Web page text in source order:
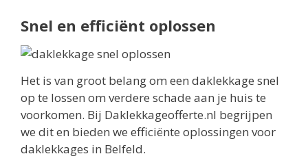
Snel en efficiënt oplossen
Het is van groot belang om een daklekkage snel
op te lossen om verdere schade aan je huis te
voorkomen. Bij Daklekkageofferte.nl begrijpen
we dit en bieden we efficiënte oplossingen voor
daklekkages in Belfeld.